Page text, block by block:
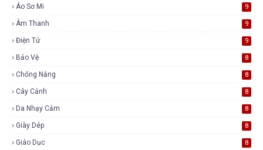
Áo Sơ Mi 9
Âm Thanh 9
Điện Tử 9
Bảo Vệ 8
Chống Nắng 8
Cây Cảnh 8
Da Nhạy Cảm 8
Giày Dép 8
Giáo Dục 8